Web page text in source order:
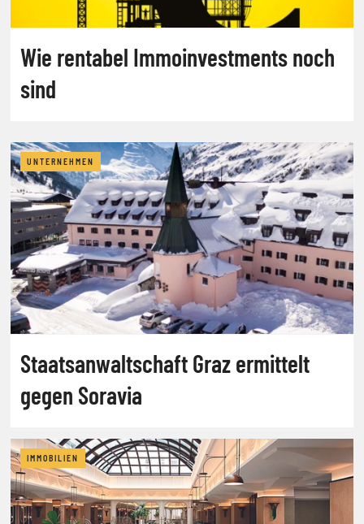
Wie rentabel Immoinvestments noch
sind
UNTERNEHMEN
Staatsanwaltschaft Graz ermittelt
gegen Soravia
IMMOBILIEN